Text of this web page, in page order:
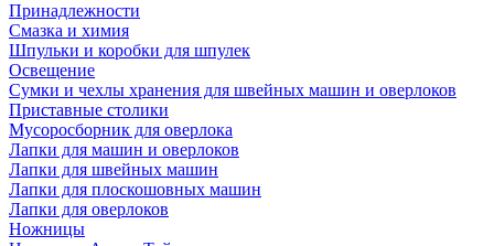
Принадлежности
Смазка и химия
Шпульки и коробки для шпулек
Освещение
Сумки и чехлы хранения для швейных машин и оверлоков
Приставные столики
Мусоросборник для оверлока
Лапки для машин и оверлоков
Лапки для швейных машин
Лапки для плоскошовных машин
Лапки для оверлоков
Ножницы